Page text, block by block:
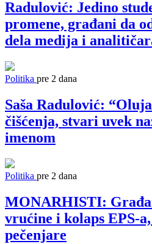
Radulović: Jedino
promene, građani da
dela medija i
Politika pre 2 dana
Saša Radulović:
čišćenja, stvari uvek
imenom
Politika pre 2 dana
MONARHISTI:
vrućine i kolaps EPS-
pečenjare